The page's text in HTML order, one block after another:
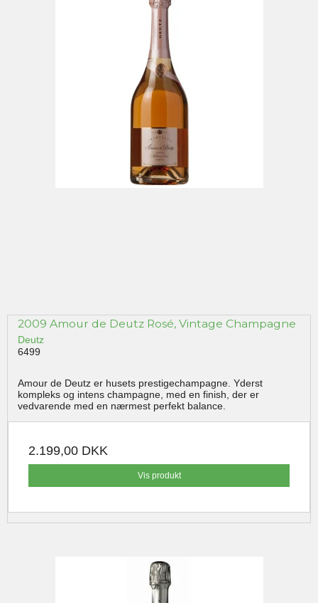
2009 Amour de Deutz Rosé, Vintage Champagne
Deutz
6499
Amour de Deutz er husets prestigechampagne. Yderst
kompleks og intens champagne, med en finish, der er
vedvarende med en nærmest perfekt balance.
2.199,00 DKK
Vis produkt